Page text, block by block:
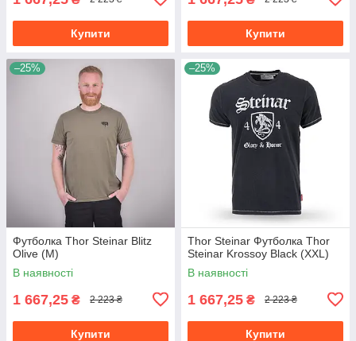
Купити Купити
–25%
Футболка Thor Steinar Blitz
Olive (M)
В наявності
1 667,25 ₴ 2 223 ₴
Купити
–25%
Thor Steinar Футболка Thor
Steinar Krossoy Black (XXL)
В наявності
1 667,25 ₴ 2 223 ₴
Купити